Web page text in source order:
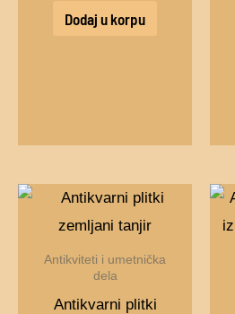
Dodaj u korpu
Antikviteti i umetnička
dela
Antikvarni plitki